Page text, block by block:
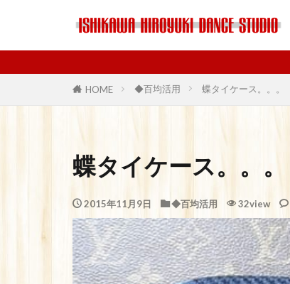
HOME ◆百均活用 蝶タイケース。。。
蝶タイケース。。。
2015年11月9日 ◆百均活用 32view